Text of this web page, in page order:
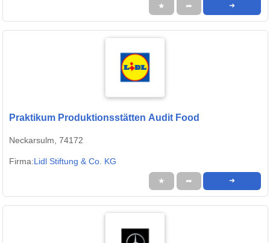
★ ➦ ➜
Praktikum Produktionsstätten Audit Food
Neckarsulm, 74172
Firma:Lidl Stiftung & Co. KG
★ ➦ ➜